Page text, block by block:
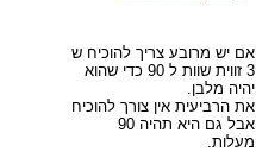
אם יש מרובע צריך להוכיח ש
3 זווית שוות ל 90 כדי שהוא
יהיה מלבן.
את הרביעית אין צורך להוכיח
אבל גם היא תהיה 90
מעלות.